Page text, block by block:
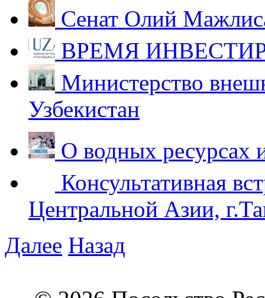
Сенат Олий
ВРЕМЯ
Министерство
Узбекистан
О водных ресурсах
Консультативная
Центральной Азии,
Далее Назад